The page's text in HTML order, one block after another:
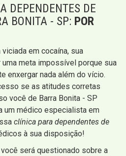
DEPENDENTES DE
BONITA - SP: POR
em cocaína, sua
meta impossível porque sua
enxergar nada além do vício.
se as atitudes corretas
você de Barra Bonita - SP
um médico especialista em
clínica para dependentes de
à sua disposição!
será questionado sobre a